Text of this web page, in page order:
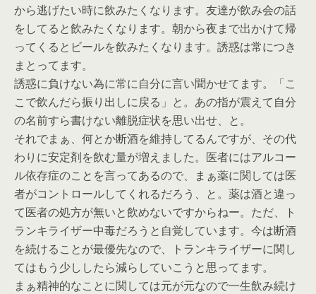
から逃げたい時に飲みたくなります。友達が飲み会の話
をしてると飲みたくなります。朝から夜まで出かけて帰
ってくるとビールを飲みたくなります。誘惑は常につき
まとってます。
誘惑に負けない為に常に自分に言い聞かせてます。「こ
こで飲んだら振り出しに戻る」と。あの指が震えて自分
の名前すら書けない離脱症状を思い出せ、と。
それでまぁ、何とか断酒を維持してるんですが、その代
わりに安定剤を飲む量が増えました。医者にはアルコー
ル依存症のことを言ってあるので、まぁ薬に関しては医
者がコントロールしてくれるだろう、と。薬は酒と違っ
て医者の処方が無いと飲めないですからねー。ただ、ト
ランキライザー中毒だろうと自覚しています。今は断酒
を続けることが最優先なので、トランキライザーに関し
てはもう少ししたら減らしていこうと思ってます。
まぁ精神的なことに関しては元が元なので一生飲み続け